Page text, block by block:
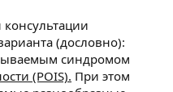
(дословно):
синдромом
(POIS). При этом